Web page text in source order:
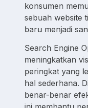
konsumen
sebuah website
baru menjadi
Search Engine
meningkatkan
peringkat yang
hal sederhana.
benar-benar